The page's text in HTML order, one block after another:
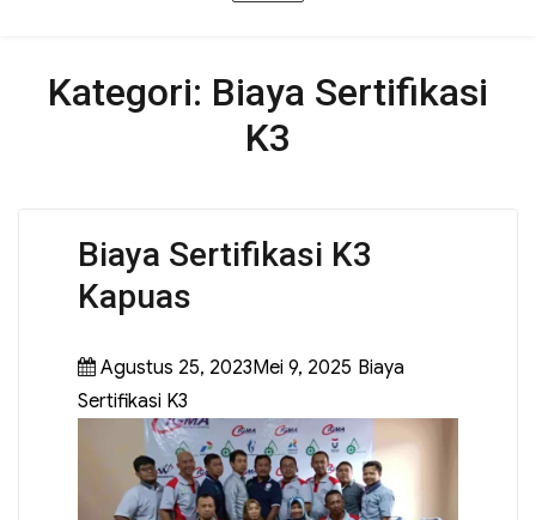
Kategori: Biaya Sertifikasi
K3
Biaya Sertifikasi K3
Kapuas
Agustus 25, 2023Mei 9, 2025 Biaya
Sertifikasi K3